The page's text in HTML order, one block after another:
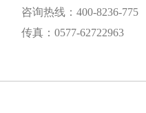
咨询热线：400-8236-775
传真：0577-62722963